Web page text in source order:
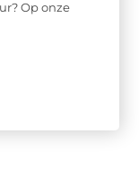
Op onze